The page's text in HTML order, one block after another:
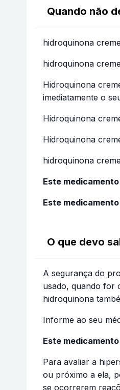
Quando não
hidroquinona
hidroquinona
Hidroquinona
imediatamente o
Hidroquinona
Hidroquinona
hidroquinona
Este
Este
O que devo
A segurança do
usado, quando for
hidroquinona
Informe ao seu
Este
Para avaliar a
ou próximo a ela,
se ocorrerem